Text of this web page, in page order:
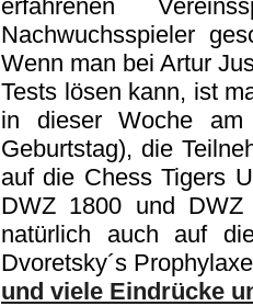
erfahrenen
Nachwuchsspieler
Wenn man bei Artur
Tests lösen kann, ist
in dieser Woche am
Geburtstag), die
auf die Chess Tigers
DWZ 1800 und
natürlich auch auf
Dvoretsky´s
und viele Eindrücke